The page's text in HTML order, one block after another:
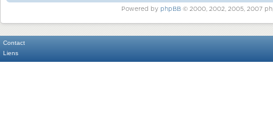
Powered by phpBB© 2000, 2002, 2005, 2007
Contact
Liens